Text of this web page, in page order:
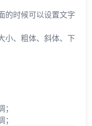
的时候可以设置文字
小、粗体、斜体、下